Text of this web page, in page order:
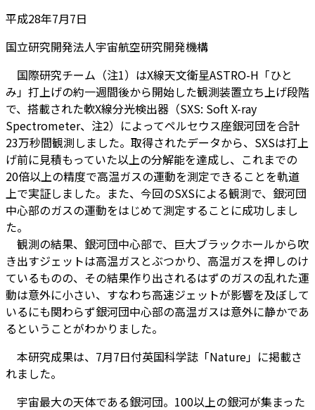
平成28年7月7日
国立研究開発法人宇宙航空研究開発機構
国際研究チーム（注1）はX線天文衛星ASTRO-H「ひと
み」打上げの約一週間後から開始した観測装置立ち上げ段階
で、搭載された軟X線分光検出器（SXS: Soft X-ray
Spectrometer、注2）によってペルセウス座銀河団を合計
23万秒間観測しました。取得されたデータから、SXSは打上
げ前に見積もっていた以上の分解能を達成し、これまでの
20倍以上の精度で高温ガスの運動を測定できることを軌道
上で実証しました。また、今回のSXSによる観測で、銀河団
中心部のガスの運動をはじめて測定することに成功しまし
た。
観測の結果、銀河団中心部で、巨大ブラックホールから吹
き出すジェットは高温ガスとぶつかり、高温ガスを押しのけ
ているものの、その結果作り出されるはずのガスの乱れた運
動は意外に小さい、すなわち高速ジェットが影響を及ぼして
いるにも関わらず銀河団中心部の高温ガスは意外に静かであ
るということがわかりました。
本研究成果は、7月7日付英国科学誌「Nature」に掲載さ
れました。
宇宙最大の天体である銀河団。100以上の銀河が集まった